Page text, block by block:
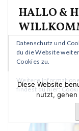
HALLO &
Datenschutz und
du die Website
Cookies zu.
Weitere
findest du hier:
Diese Website
nutzt, gehen